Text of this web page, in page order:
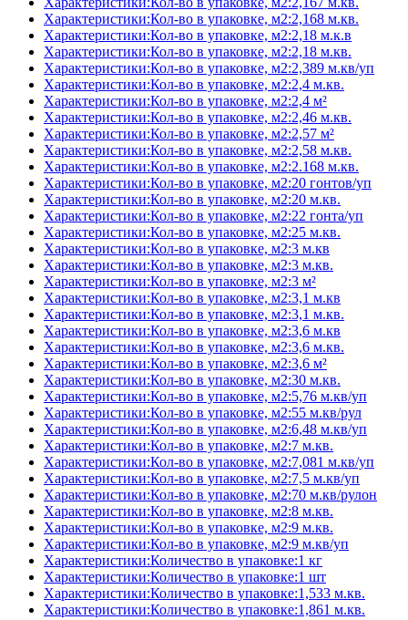
Характеристики:Кол-во в упаковке, м2:2,168 м.кв.
Характеристики:Кол-во в упаковке, м2:2,18 м.к.в
Характеристики:Кол-во в упаковке, м2:2,18 м.кв.
Характеристики:Кол-во в упаковке, м2:2,389 м.кв/уп
Характеристики:Кол-во в упаковке, м2:2,4 м.кв.
Характеристики:Кол-во в упаковке, м2:2,4 м²
Характеристики:Кол-во в упаковке, м2:2,46 м.кв.
Характеристики:Кол-во в упаковке, м2:2,57 м²
Характеристики:Кол-во в упаковке, м2:2,58 м.кв.
Характеристики:Кол-во в упаковке, м2:2.168 м.кв.
Характеристики:Кол-во в упаковке, м2:20 гонтов/уп
Характеристики:Кол-во в упаковке, м2:20 м.кв.
Характеристики:Кол-во в упаковке, м2:22 гонта/уп
Характеристики:Кол-во в упаковке, м2:25 м.кв.
Характеристики:Кол-во в упаковке, м2:3 м.кв
Характеристики:Кол-во в упаковке, м2:3 м.кв.
Характеристики:Кол-во в упаковке, м2:3 м²
Характеристики:Кол-во в упаковке, м2:3,1 м.кв
Характеристики:Кол-во в упаковке, м2:3,1 м.кв.
Характеристики:Кол-во в упаковке, м2:3,6 м.кв
Характеристики:Кол-во в упаковке, м2:3,6 м.кв.
Характеристики:Кол-во в упаковке, м2:3,6 м²
Характеристики:Кол-во в упаковке, м2:30 м.кв.
Характеристики:Кол-во в упаковке, м2:5,76 м.кв/уп
Характеристики:Кол-во в упаковке, м2:55 м.кв/рул
Характеристики:Кол-во в упаковке, м2:6,48 м.кв/уп
Характеристики:Кол-во в упаковке, м2:7 м.кв.
Характеристики:Кол-во в упаковке, м2:7,081 м.кв/уп
Характеристики:Кол-во в упаковке, м2:7,5 м.кв/уп
Характеристики:Кол-во в упаковке, м2:70 м.кв/рулон
Характеристики:Кол-во в упаковке, м2:8 м.кв.
Характеристики:Кол-во в упаковке, м2:9 м.кв.
Характеристики:Кол-во в упаковке, м2:9 м.кв/уп
Характеристики:Количество в упаковке:1 кг
Характеристики:Количество в упаковке:1 шт
Характеристики:Количество в упаковке:1,533 м.кв.
Характеристики:Количество в упаковке:1,861 м.кв.